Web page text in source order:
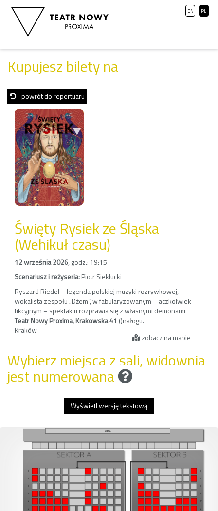
PL
EN
Kupujesz bilety na
powrót do repertuaru
Święty Rysiek ze Śląska
(Wehikuł czasu)
12 września 2026, godz.: 19:15
Scenariusz i reżyseria:Piotr Sieklucki
Ryszard Riedel – legenda polskiej muzyki rozrywkowej,
wokalista zespołu „Dżem”, w fabularyzowanym – aczkolwiek
fikcyjnym – spektaklu rozprawia się z własnymi demonami
nałogu.
Teatr Nowy Proxima, Krakowska 41 ()
Kraków
zobacz na mapie
Wybierz miejsca z sali, widownia
jest numerowana
Wyświetl wersję tekstową